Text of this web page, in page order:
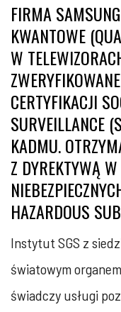
FIRMA
KWANTOWE
W
CERTYFIKACJI
SURVEILLANCE
KADMU.
Z DYREKTYWĄ
HAZARDOUS
Instytut SGS z
światowym
świadczy usługi